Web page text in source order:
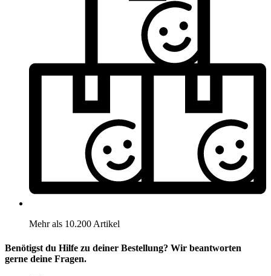
Mehr als 10.200 Artikel
Benötigst du Hilfe zu deiner Bestellung? Wir beantworten
gerne deine Fragen.